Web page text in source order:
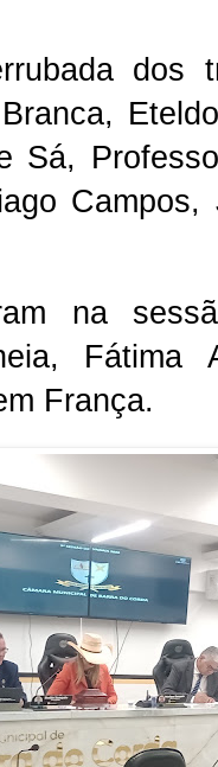
dos
Sá,
na
Fátima
França.